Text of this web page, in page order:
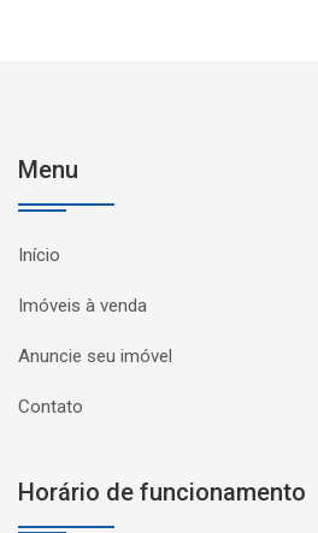
Menu
Início
Imóveis à venda
Anuncie seu imóvel
Contato
Horário de funcionamento